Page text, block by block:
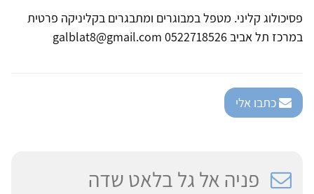
פסיכולוג קליני. מטפל במבוגרים ומתבגרים בקליניקה פרטית
במרכז תל אביב galblat8@gmail.com 0522718526
כתבו אלי
פניה אל גל בלאט שדה